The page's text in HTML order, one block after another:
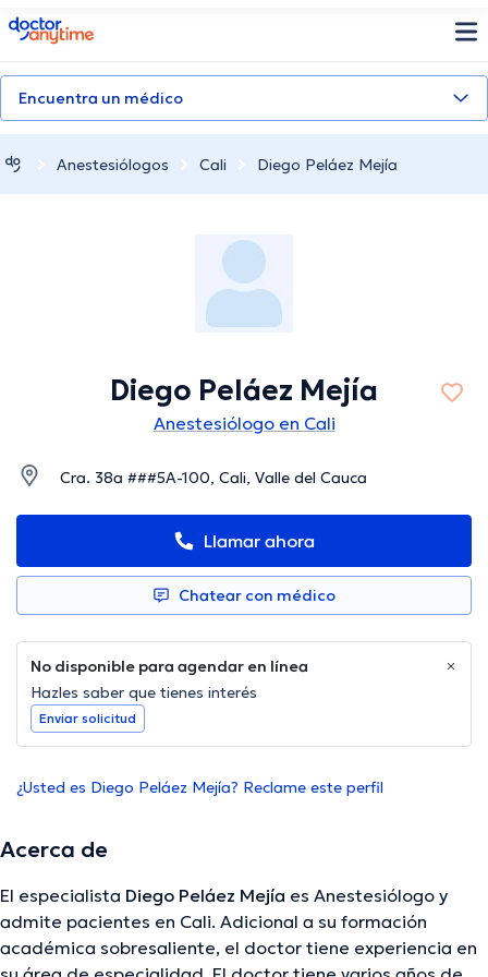
doctoranytime
Encuentra un médico
Anestesiólogos Cali Diego Peláez Mejía
Diego Peláez Mejía
Anestesiólogo en Cali
Cra. 38a ###5A-100, Cali, Valle del Cauca
Llamar ahora
Chatear con médico
No disponible para agendar en línea
Hazles saber que tienes interés
Enviar solicitud
¿Usted es Diego Peláez Mejía? Reclame este perfil
Acerca de
El especialista Diego Peláez Mejía es Anestesiólogo y
admite pacientes en Cali. Adicional a su formación
académica sobresaliente, el doctor tiene experiencia en